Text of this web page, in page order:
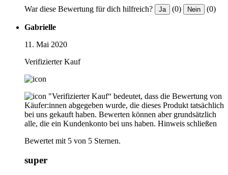
War diese Bewertung für dich hilfreich? Ja (0) Nein (0)
Gabrielle
11. Mai 2020
Verifizierter Kauf
"Verifizierter Kauf“ bedeutet, dass die Bewertung von
Käufer:innen abgegeben wurde, die dieses Produkt tatsächlich
bei uns gekauft haben. Bewerten können aber grundsätzlich
alle, die ein Kundenkonto bei uns haben. Hinweis schließen
Bewertet mit 5 von 5 Sternen.
super